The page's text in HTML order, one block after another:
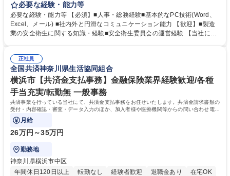
ーポレート部門と連携しながら、決められた業務だけではなく、社員や現
場を支えるバックオフィス担当として状況に応じて柔軟に対応いただくこ
とを期待します。 【詳細】■入退社手続き、社員情報管理■入社時オリエ
ンテーションの実施■勤怠・各種申請内容の確認■採用業務のサポート■来
生に関する業務等■健康診断、産業医面談、休職・復職手続き等の労務サ
ポート■社内ルールの運用・各種社内案内■その他、拠点運営に関わる管理
部門業務 募集職種 【大阪/総務・人事（労務）担当者】3Dプリンター事
業/NTTデータG/年休129日
必要な経験・能力等
必要な経験・能力等 【必須】■人事・総務経験■基本的なPC技術(Word、
Excel、メール) ■社内外と円滑なコミュニケーション能力 【歓迎】■製造
業の安全衛生に関する知識・経験■安全衛生委員会の運営経験 【当社につ
アが磨けます。 ◎NTTデータグループであり福利厚生は充実しているとと
もに、働き方改革も推進しています。 学歴・資格 学歴：大学院 大学 高専
短大 専修学校 語学力： 資格：
正社員
全国共済神奈川県生活協同組合
横浜市【共済金支払事務】金融保険業界経験歓迎/各種
手当充実/転勤無 一般事務
共済事業を行っている当社にて、共済金支払事務をお任せいたします。共済金請求書類の
受付・内容確認・審査・データ入力のほか、加入者様や医療機関等からの問い合わせ電話
対応や書類発送等を担当します。
月給
26万円～35万円
勤務地
神奈川県横浜市中区
年間休日120日以上
転勤なし 経験者歓迎 退職金あり
在宅OK